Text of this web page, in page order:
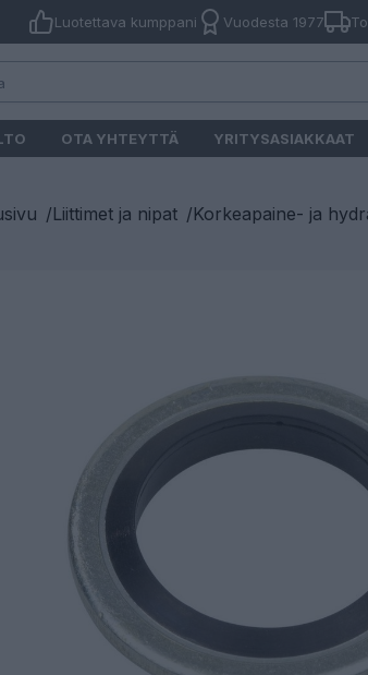
Luotettava kumppani Vuodesta 1977
OTA YHTEYTTÄ YRITYSASIAKKAAT
/Liittimet ja nipat /Korkeapaine- ja